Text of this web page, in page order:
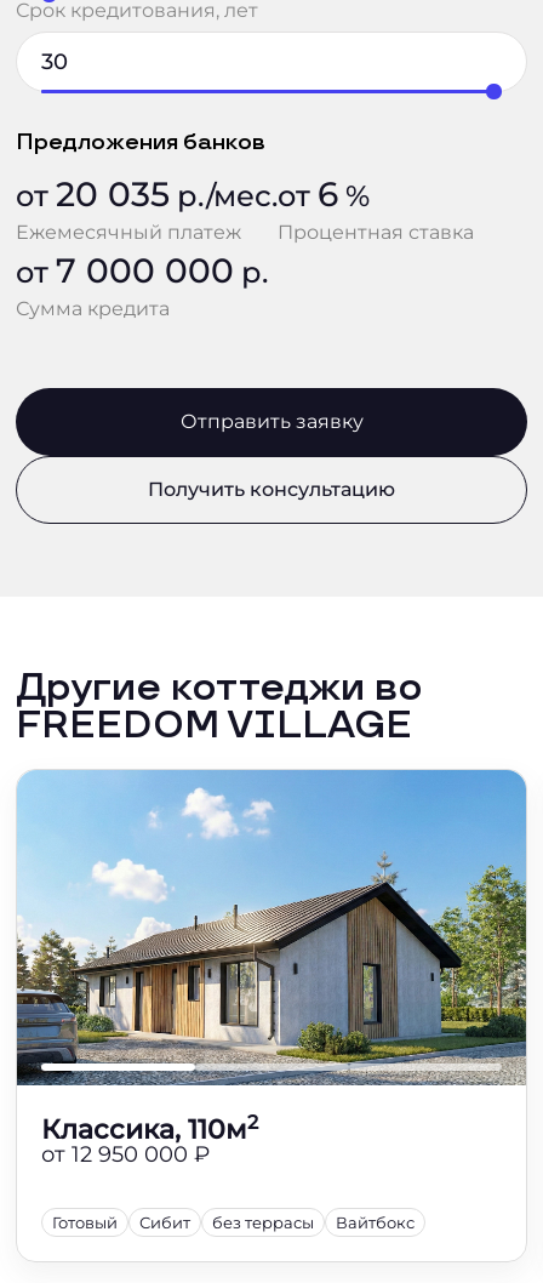
Срок кредитования, лет
Предложения банков
от20 035 р./мес.
Ежемесячный платеж
от 6 %
Процентная ставка
от7 000 000 р.
Сумма кредита
Отправить заявку
Получить консультацию
Другие коттеджи во
FREEDOM VILLAGE
Классика, 110м2
от 12 950 000 ₽
Готовый Сибит без террасы Вайтбокс